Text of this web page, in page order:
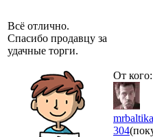
Всё отлично.
Спасибо продавцу за
удачные торги.
От кого:
304